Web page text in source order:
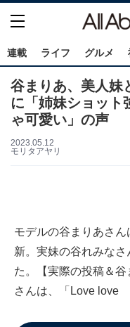
連載 ライフ グルメ
谷まりあ、美人妹
に「姉妹ショット
ゃ可愛い」の声
2023.05.12
モリタアヤリ
モデルの谷まりあさ
新。実妹の谷れみな
た。【実際の投稿＆
さんは、「Love love